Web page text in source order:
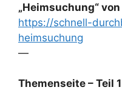
„Heimsuchung“
https://schnell-
heimsuchung
—
Themenseite – Teil